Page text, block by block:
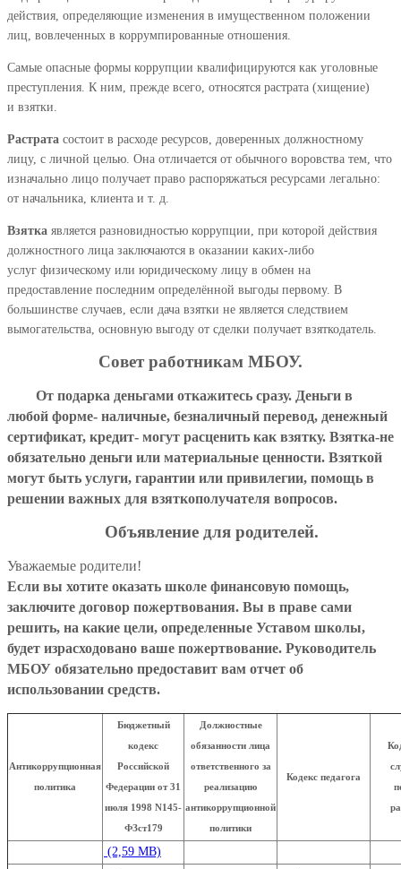
действия, определяющие изменения в имущественном положении
лиц, вовлеченных в коррумпированные отношения.
Самые опасные формы коррупции квалифицируются как уголовные
преступления. К ним, прежде всего, относятся растрата (хищение)
и взятки.
Растрата состоит в расходе ресурсов, доверенных должностному
лицу, с личной целью. Она отличается от обычного воровства тем, что
изначально лицо получает право распоряжаться ресурсами легально:
от начальника, клиента и т. д.
Взятка является разновидностью коррупции, при которой действия
должностного лица заключаются в оказании каких-либо
услуг физическому или юридическому лицу в обмен на
предоставление последним определённой выгоды первому. В
большинстве случаев, если дача взятки не является следствием
вымогательства, основную выгоду от сделки получает взяткодатель.
Совет работникам МБОУ.
От подарка деньгами откажитесь сразу. Деньги в
любой форме- наличные, безналичный перевод, денежный
сертификат, кредит- могут расценить как взятку. Взятка-не
обязательно деньги или материальные ценности. Взяткой
могут быть услуги, гарантии или привилегии, помощь в
решении важных для взяткополучателя вопросов.
Объявление для родителей.
Уважаемые родители!
Если вы хотите оказать школе финансовую помощь,
заключите договор пожертвования. Вы в праве сами
решить, на какие цели, определенные Уставом школы,
будет израсходовано ваше пожертвование. Руководитель
МБОУ обязательно предоставит вам отчет об
использовании средств.
Антикоррупционная
политика
Бюджетный
кодекс
Российской
Федерации от 31
июля 1998 N145-
ФЗст179
Должностные
обязанности лица
ответственного за
реализацию
антикоррупционной
политики
Кодекс педагога